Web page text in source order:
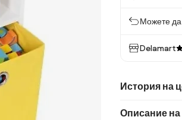
Можете да
Delamart
История на
Описание на